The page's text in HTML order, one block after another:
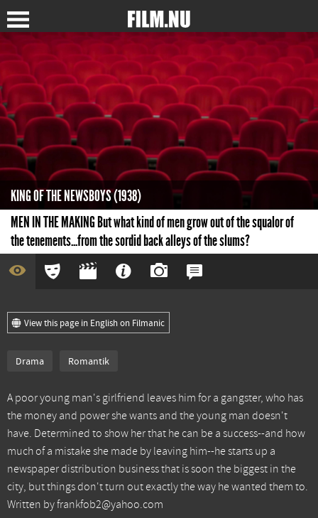
KING OF THE NEWSBOYS (1938)
MEN IN THE MAKING But what kind of men grow out of the squalor of
the tenements...from the sordid back alleys of the slums?
View this page in English on Filmanic
Drama Romantik
A poor young man's girlfriend leaves him for a gangster, who has
the money and power she wants and the young man doesn't
have. Determined to show her that he can be a success--and how
much of a mistake she made by leaving him--he starts up a
newspaper distribution business that is soon the biggest in the
city, but things don't turn out exactly the way he wanted them to.
Written by frankfob2@yahoo.com